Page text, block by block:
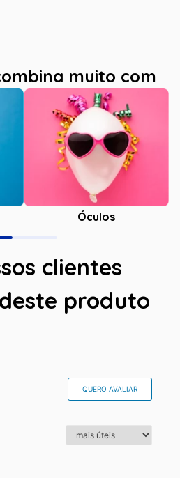
muito com
Óculos
clientes
produto
QUERO AVALIAR